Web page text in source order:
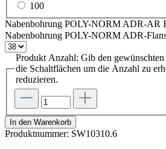
100
Nabenbohrung POLY-NORM ADR-AR
Nabenbohrung POLY-NORM ADR-
Produkt Anzahl: Gib den
die Schaltflächen um die Anzahl zu
reduzieren.
In den Warenkorb
Produktnummer: SW10310.6